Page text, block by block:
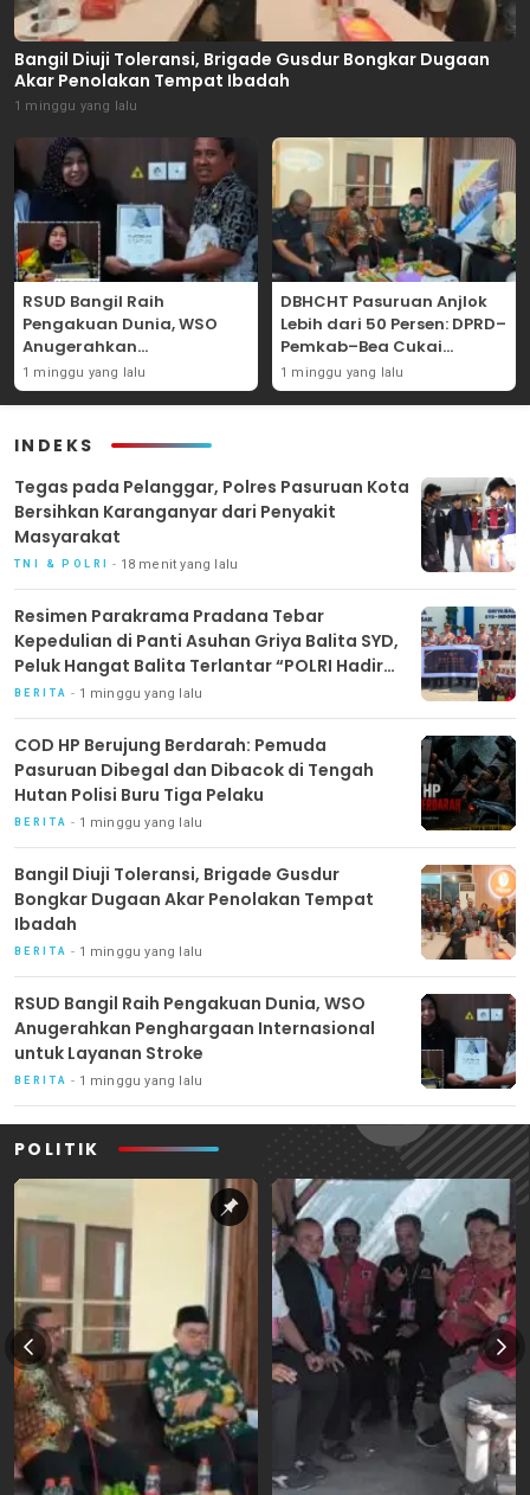
Bangil Diuji Toleransi, Brigade Gusdur Bongkar Dugaan
Akar Penolakan Tempat Ibadah
1 minggu yang lalu
RSUD Bangil Raih
Pengakuan Dunia, WSO
Anugerahkan
Penghargaan
Internasional untuk
1 minggu yang lalu
DBHCHT Pasuruan Anjlok
Lebih dari 50 Persen: DPRD–
Pemkab–Bea Cukai
Perkuat Perang Melawan
Peredaran Rokok Ilegal
1 minggu yang lalu
INDEKS
‎Tegas pada Pelanggar, Polres Pasuruan Kota
Bersihkan Karanganyar dari Penyakit
Masyarakat
TNI & POLRI 18 menit yang lalu
Resimen Parakrama Pradana Tebar
Kepedulian di Panti Asuhan Griya Balita SYD,
Peluk Hangat Balita Terlantar “POLRI Hadir
Dengan Hati”
BERITA 1 minggu yang lalu
COD HP Berujung Berdarah: Pemuda
Pasuruan Dibegal dan Dibacok di Tengah
Hutan Polisi Buru Tiga Pelaku
BERITA 1 minggu yang lalu
Bangil Diuji Toleransi, Brigade Gusdur
Bongkar Dugaan Akar Penolakan Tempat
Ibadah
BERITA 1 minggu yang lalu
RSUD Bangil Raih Pengakuan Dunia, WSO
Anugerahkan Penghargaan Internasional
untuk Layanan Stroke
BERITA 1 minggu yang lalu
POLITIK